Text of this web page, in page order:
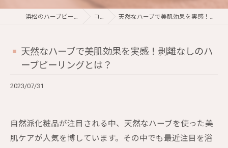
浜松のハーブピーリングならViMORE コラム 天然なハーブで美肌効果を実感！剥離なしのハーブピーリングとは？
天然なハーブで美肌効果を実感！剥離なしのハ
ーブピーリングとは？
2023/07/31
自然派化粧品が注目される中、天然なハーブを使った美
肌ケアが人気を博しています。その中でも最近注目を浴